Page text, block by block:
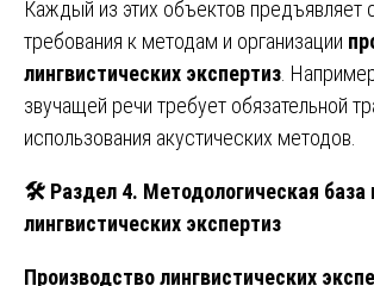
Каждый из этих объектов предъявляет
требования к методам и организации
лингвистических экспертиз .
звучащей речи требует обязательной
использования акустических методов.
🛠️ Раздел 4. Методологическая база
лингвистических экспертиз
Производство лингвистических